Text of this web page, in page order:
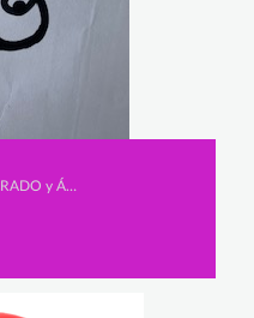
Secundaria, MARTA LABARRA ALVARADO y ÁNGELA VALBUENA PÉREZ